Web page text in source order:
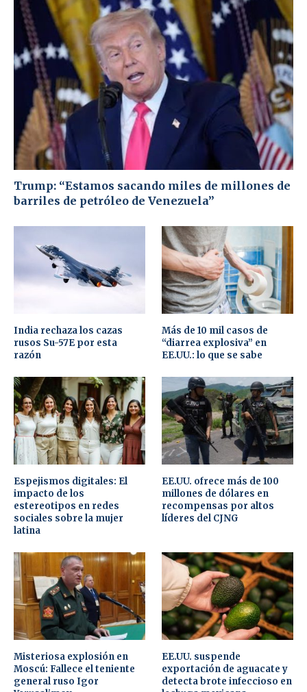
Trump: “Estamos sacando miles de millones de
barriles de petróleo de Venezuela”
India rechaza los cazas
rusos Su-57E por esta
razón
Más de 10 mil casos de
“diarrea explosiva” en
EE.UU.: lo que se sabe
Espejismos digitales: El
impacto de los
estereotipos en redes
sociales sobre la mujer
latina
EE.UU. ofrece más de 100
millones de dólares en
recompensas por altos
líderes del CJNG
Misteriosa explosión en
Moscú: Fallece el teniente
general ruso Igor
EE.UU. suspende
exportación de aguacate y
detecta brote infeccioso en